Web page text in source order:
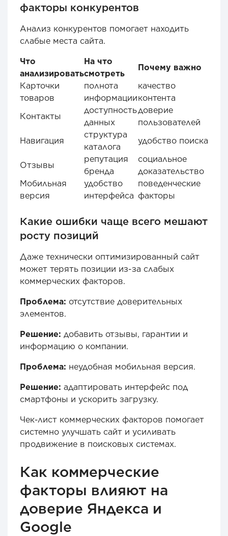
факторы конкурентов
Анализ конкурентов помогает находить
слабые места сайта.
Что
анализировать
На что
смотреть
Почему важно
Карточки
товаров
полнота
информации
качество
контента
Контакты
доступность
данных
доверие
пользователей
Навигация
структура
каталога
удобство поиска
Отзывы
репутация
бренда
социальное
доказательство
Мобильная
версия
удобство
интерфейса
поведенческие
факторы
Какие ошибки чаще всего мешают
росту позиций
Даже технически оптимизированный сайт
может терять позиции из-за слабых
коммерческих факторов.
Проблема: отсутствие доверительных
элементов.
Решение: добавить отзывы, гарантии и
информацию о компании.
Проблема: неудобная мобильная версия.
Решение: адаптировать интерфейс под
смартфоны и ускорить загрузку.
Чек-лист коммерческих факторов помогает
системно улучшать сайт и усиливать
продвижение в поисковых системах.
Как коммерческие
факторы влияют на
доверие Яндекса и
Google